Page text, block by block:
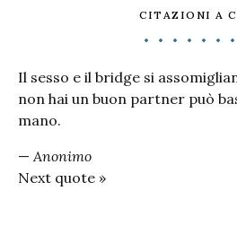
CITAZIONI A
Il sesso e il bridge si
non hai un buon partner può
mano.
— Anonimo
Next quote »